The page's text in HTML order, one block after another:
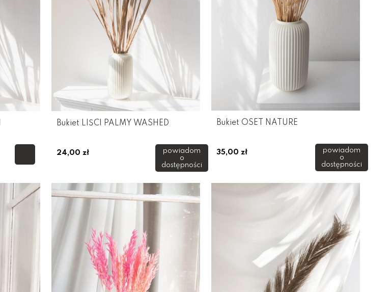
Bukiet LIŚCI PALMY WASHED
24,00 zł
powiadom
o
dostępności
Bukiet OSET NATURE
35,00 zł
powiadom
o
dostępności